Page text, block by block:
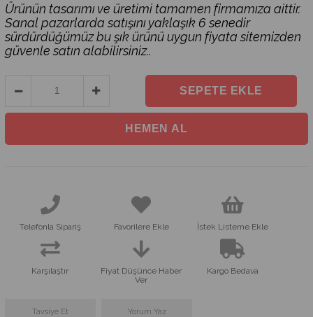
Ürünün tasarımı ve üretimi tamamen firmamıza aittir.
Sanal pazarlarda satışını yaklaşık 6 senedir
sürdürdüğümüz bu şık ürünü uygun fiyata sitemizden
güvenle satın alabilirsiniz..
Telefonla Sipariş Favorilere Ekle İstek Listeme Ekle
Karşılaştır
Fiyat Düşünce Haber
Ver
Kargo Bedava
Tavsiye Et Yorum Yaz